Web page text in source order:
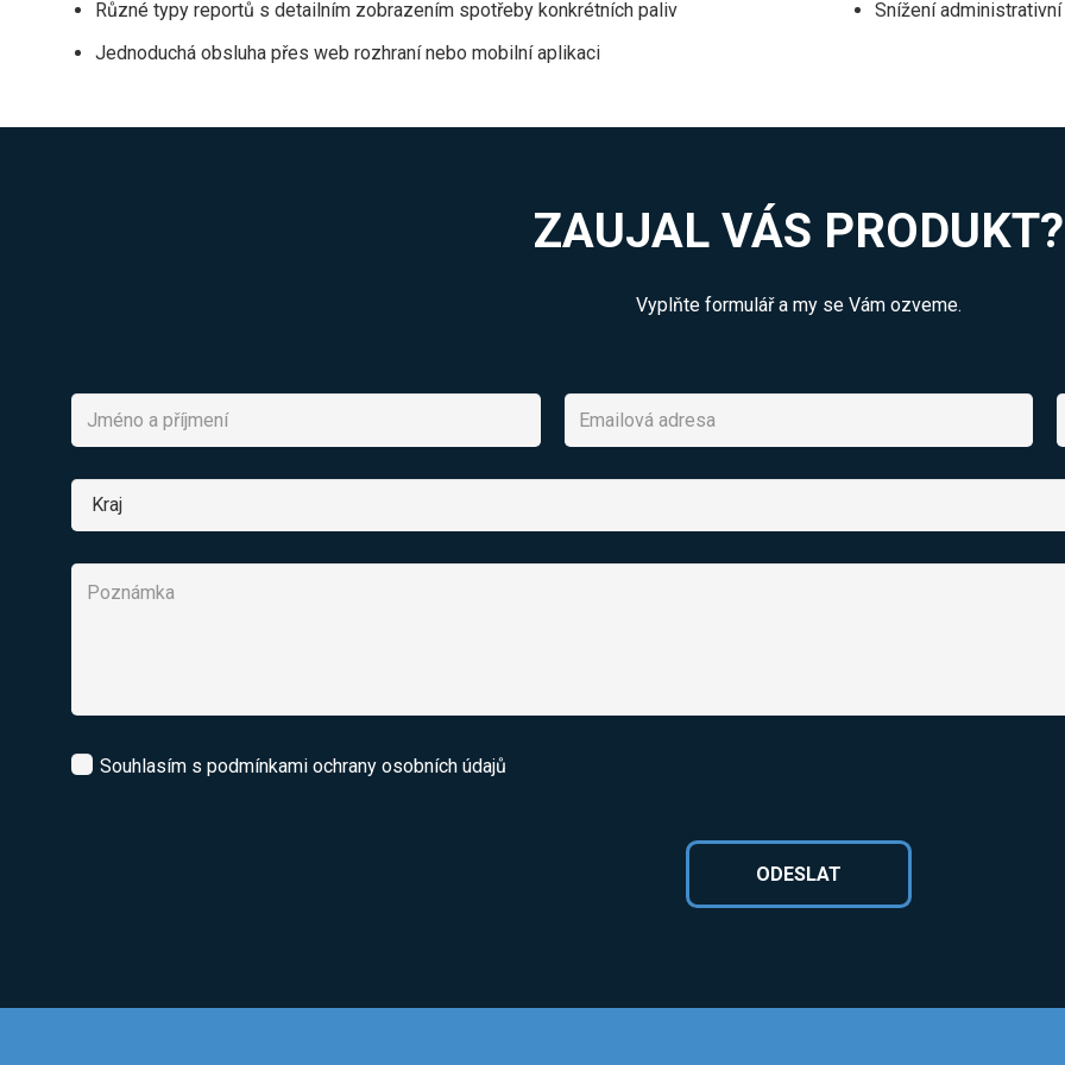
Různé typy reportů s detailním zobrazením spotřeby konkrétních paliv
Jednoduchá obsluha přes web rozhraní nebo mobilní aplikaci
Snížení
ZAUJAL VÁS PRODUKT?
Vyplňte formulář a my se Vám ozveme.
Souhlasím s podmínkami ochrany osobních údajů